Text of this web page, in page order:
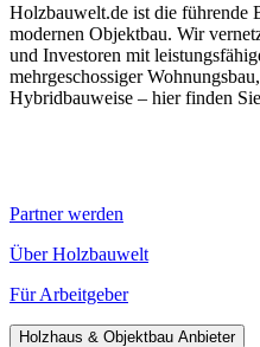
Holzbauwelt.de ist die führende
modernen Objektbau. Wir
und Investoren mit
mehrgeschossiger
Hybridbauweise – hier finden
Partner werden
Über Holzbauwelt
Für Arbeitgeber
Holzhaus & Objektbau Anbieter